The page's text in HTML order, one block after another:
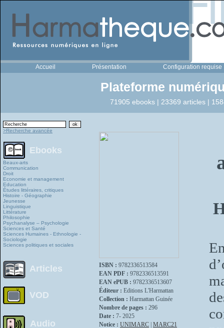
Accueil Présentation Configuration requise
Plateforme
71905 ebooks | 23369 articles |
>Recherche avancée
Ebooks
Beaux-arts
Communication
Droit
Economie et management
Education
Études littéraires, critiques
Histoire - Géographie
Jeunesse
Linguistique
Littérature
Philosophie
Psychanalyse – Psychologie
Sciences et Santé
Sciences Humaines - Ethnologie -
Sociologie
Sciences politiques et sociales
Articles
VOD
Audio
ISBN : 9782336513584
EAN PDF : 9782336513591
EAN ePUB : 9782336513607
Éditeur : Editions L'Harmattan
Collection : Harmattan Guinée
Nombre de pages : 296
Date : 7- 2025
Notice : UNIMARC MARC21